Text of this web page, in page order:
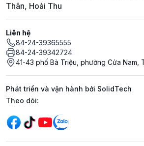
Thân, Hoài Thu
Liên hệ
84-24-39365555
84-24-39342724
41-43 phố Bà Triệu, phường Cửa Nam,
Phát triển và vận hành bởi SolidTech
Mạng xã hội
Theo dõi: